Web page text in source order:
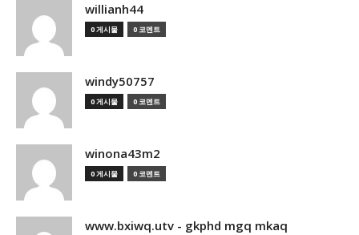
willianh44
0 게시물 0 코멘트
windy50757
0 게시물 0 코멘트
winona43m2
0 게시물 0 코멘트
www.bxiwq.utv - gkphd mgq mkaq